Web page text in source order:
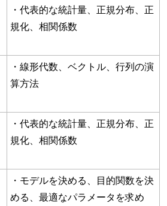
・代表的な統計量、正規分布、正
規化、相関係数
・線形代数、ベクトル、行列の演
算方法
・代表的な統計量、正規分布、正
規化、相関係数
・モデルを決める、目的関数を決
める、最適なパラメータを求め